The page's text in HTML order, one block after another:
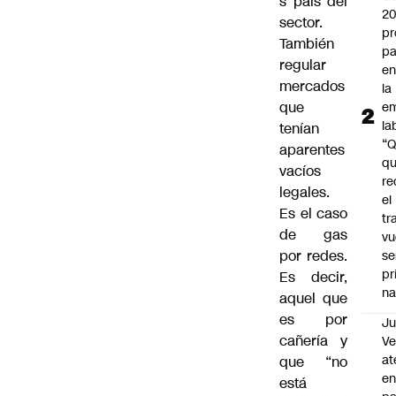
sector.
También
regular
mercados
que
tenían
aparentes
vacíos
legales.
Es el caso
de gas
por redes.
Es decir,
aquel que
es por
cañería y
que “no
está
20
la
el